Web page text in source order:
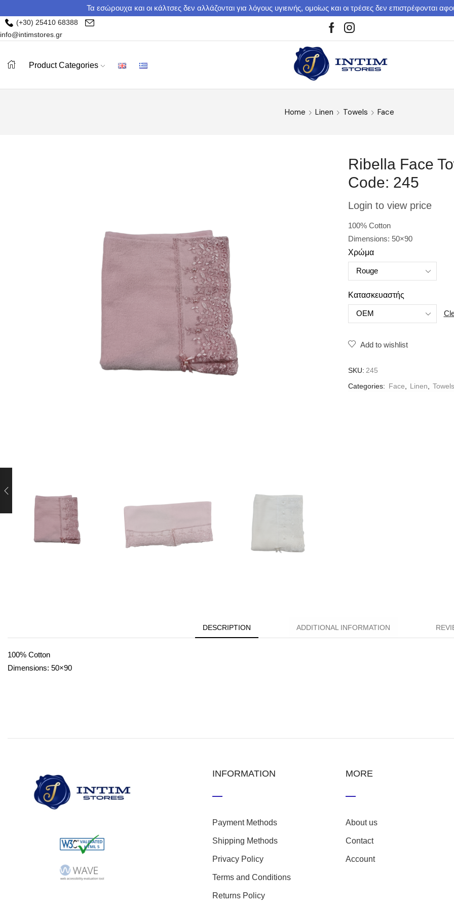
Τα εσώρουχα και οι κάλτσες δεν αλλάζονται για λόγους υγιεινής, ομοίως και οι τρέσες δεν επιστρέφονται
(+30) 25410 68388
info@intimstores.gr
Product Categories
Home Linen Towels Face
Ribella Face
Code: 245
Login to view price
100% Cotton
Dimensions: 50×90
Χρώμα
Κατασκευαστής
Add to wishlist
SKU: 245
Categories: Face Linen Towels
DESCRIPTION ADDITIONAL INFORMATION
100% Cotton
Dimensions: 50×90
INFORMATION
Payment Methods
Shipping Methods
Privacy Policy
Terms and Conditions
Returns Policy
MORE
About us
Contact
Account